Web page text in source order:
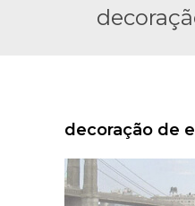
decoração de